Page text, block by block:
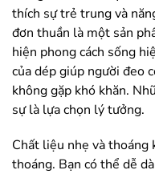
thích sự trẻ trung và
đơn thuần là một sản
hiện phong cách sống
của dép giúp người đeo
không gặp khó khăn.
sự là lựa chọn lý tưởng.
Chất liệu nhẹ và thoáng
thoáng. Bạn có thể dễ